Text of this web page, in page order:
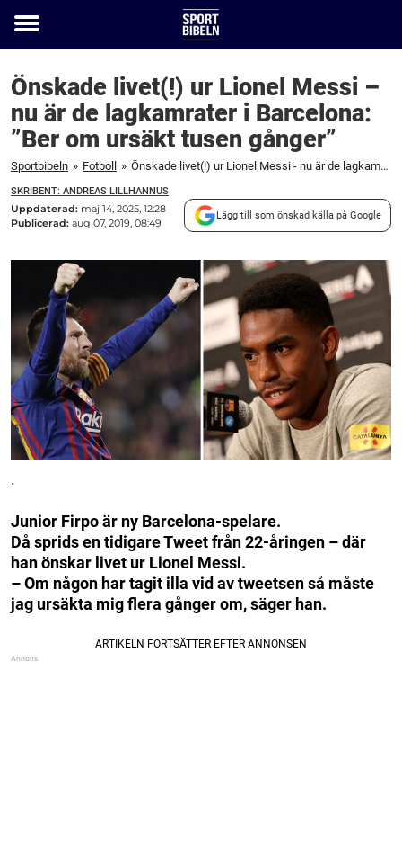
Toggle
Önskade livet(!) ur Lionel Messi –
nu är de lagkamrater i Barcelona:
”Ber om ursäkt tusen gånger”
Sportbibeln » Fotboll » Önskade livet(!) ur Lionel Messi - nu är de lagkamrater i Barcelona: ”Ber om ursäkt tusen gånger”
SKRIBENT: ANDREAS LILLHANNUS
Uppdaterad: maj 14, 2025, 12:28
Publicerad: aug 07, 2019, 08:49
Lägg till som önskad källa på Google
.
Junior Firpo är ny Barcelona-spelare.
Då sprids en tidigare Tweet från 22-åringen – där
han önskar livet ur Lionel Messi.
– Om någon har tagit illa vid av tweetsen så måste
jag ursäkta mig flera gånger om, säger han.